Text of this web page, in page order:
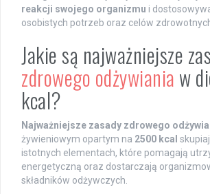
reakcji swojego organizmu i
osobistych potrzeb oraz celów
Jakie są najważniejsze
zdrowego odżywiania w
kcal?
Najważniejsze zasady zdrowego
żywieniowym opartym na 2500 kcal
istotnych elementach, które pomagają
energetyczną oraz dostarczają
składników odżywczych.